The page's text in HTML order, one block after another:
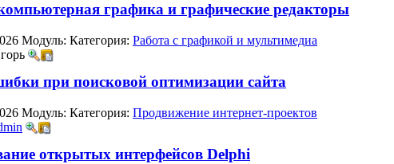
графика и графические редакторы
Модуль: Категория: Работа с графикой и мультимедиа
при поисковой оптимизации сайта
Модуль: Категория: Продвижение интернет-проектов
открытых интерфейсов Delphi